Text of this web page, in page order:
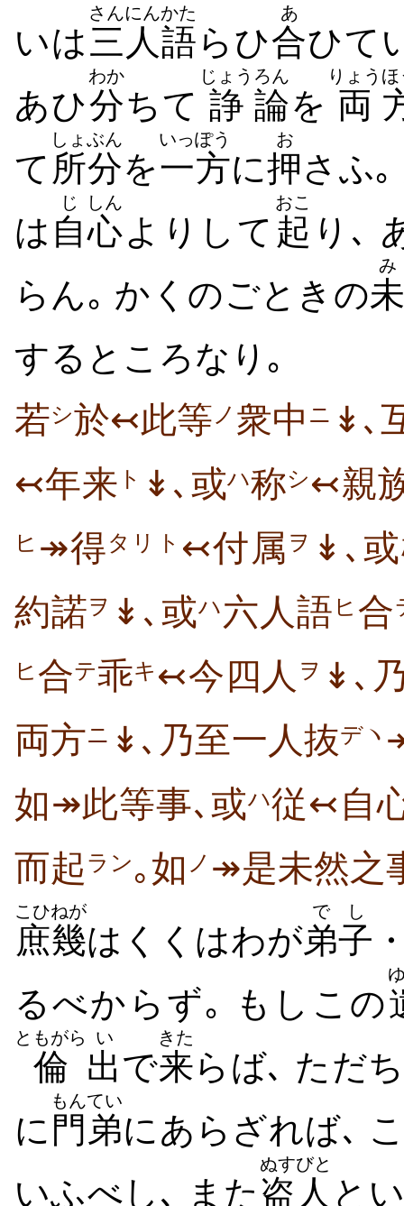
いは 三人
さんにん
語
かた
らひ合
あ
ひて
あひ分
わか
ちて 諍
じょう
論
ろん
を 両
りょう ほ
て 所分
しょぶん
を一方
いっぽう
に押
お
さふ
は 自
じ
心
しん
よりして 起
おこ
り､
らん｡ かくのごときの未
み
するところなり｡
若シ於↢此等 ノ 衆中 ニ ↡､
↢年来 ト ↡､或ハ称シ↢親
ヒ ↠得タリト ↢付属 ヲ ↡､
約諾ヲ ↡､或ハ六人語 ヒ 合
ヒ 合テ乖キ ↢今四人 ヲ ↡､
両方 ニ ↡､乃至一人抜デヽ
如↠此等事､或ハ従↢自
而起 ラン｡如 ノ ↠是未然之
庶幾
こひねが
はくくはわが弟子
でし
るべからず｡ もしこの
倫
ともがら
出
い
で来
きた
らば､ ただ
に 門弟
もんてい
にあらざれば､
いふべし､ また 盗人
ぬすびと
と